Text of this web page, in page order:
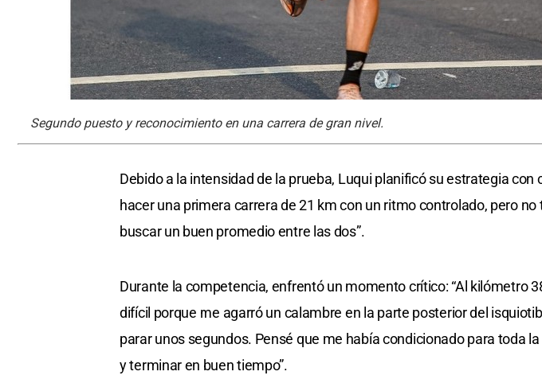
Segundo puesto y reconocimiento en una carrera de gran nivel.
Debido a la intensidad de la prueba, Luqui planificó su estrategia con
hacer una primera carrera de 21 km con un ritmo controlado, pero no
buscar un buen promedio entre las dos”.
Durante la competencia, enfrentó un momento crítico: “Al kilómetro
difícil porque me agarró un calambre en la parte posterior del
parar unos segundos. Pensé que me había condicionado para toda
y terminar en buen tiempo”.